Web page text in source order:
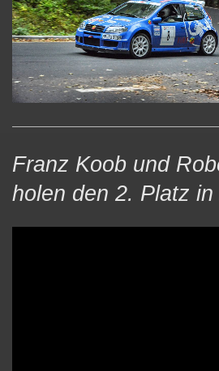
Franz Koob und
holen den 2. Platz